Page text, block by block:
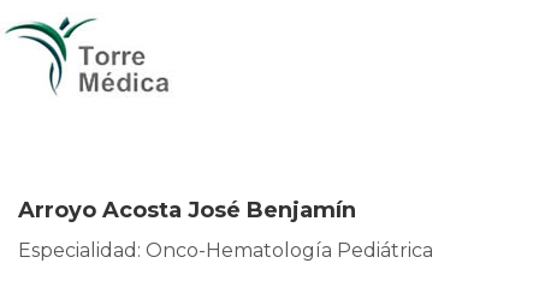
Arroyo Acosta José Benjamín
Especialidad: Onco-Hematología Pediátrica